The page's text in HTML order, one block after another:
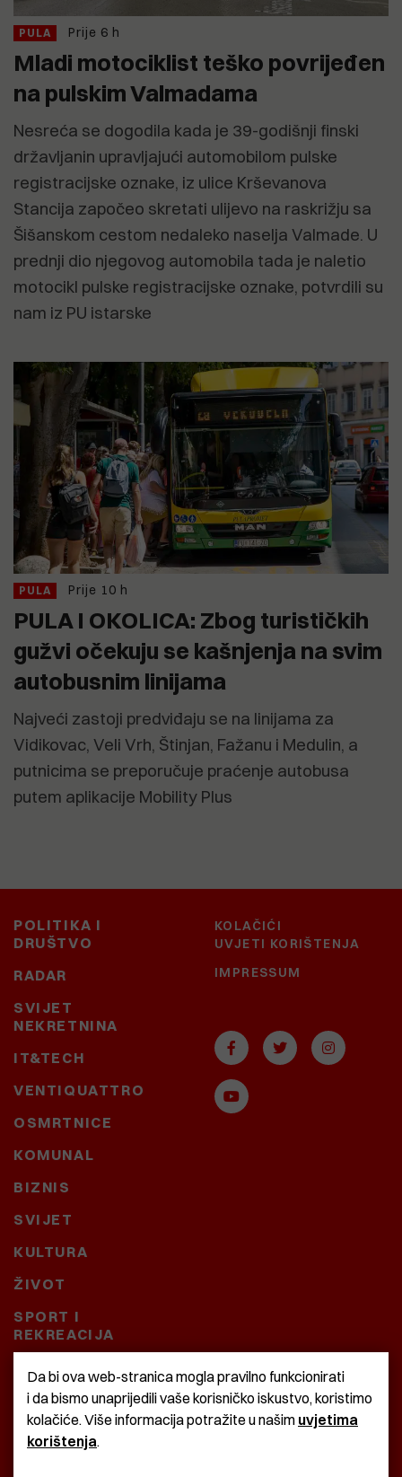
PULA Prije 6 h
Mladi motociklist teško povrijeđen
na pulskim Valmadama
Nesreća se dogodila kada je 39-godišnji finski
državljanin upravljajući automobilom pulske
registracijske oznake, iz ulice Krševanova
Stancija započeo skretati ulijevo na raskrižju sa
Šišanskom cestom nedaleko naselja Valmade. U
prednji dio njegovog automobila tada je naletio
motocikl pulske registracijske oznake, potvrdili su
nam iz PU istarske
PULA Prije 10 h
PULA I OKOLICA: Zbog turističkih
gužvi očekuju se kašnjenja na svim
autobusnim linijama
Najveći zastoji predviđaju se na linijama za
Vidikovac, Veli Vrh, Štinjan, Fažanu i Medulin, a
putnicima se preporučuje praćenje autobusa
putem aplikacije Mobility Plus
POLITIKA I
DRUŠTVO
RADAR
SVIJET
NEKRETNINA
IT&TECH
VENTIQUATTRO
OSMRTNICE
KOMUNAL
BIZNIS
SVIJET
KULTURA
ŽIVOT
SPORT I
REKREACIJA
BAŠTARDINI I PRAVI
KRASNA ZEMLJA
KOLAČIĆI
UVJETI KORIŠTENJA
IMPRESSUM
Da bi ova web-stranica mogla pravilno funkcionirati
i da bismo unaprijedili vaše korisničko iskustvo, koristimo
kolačiće. Više informacija potražite u našim uvjetima
korištenja.